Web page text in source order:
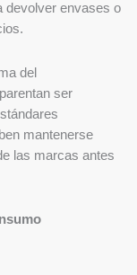
devolver envases o
del
ser
mantenerse
las marcas antes